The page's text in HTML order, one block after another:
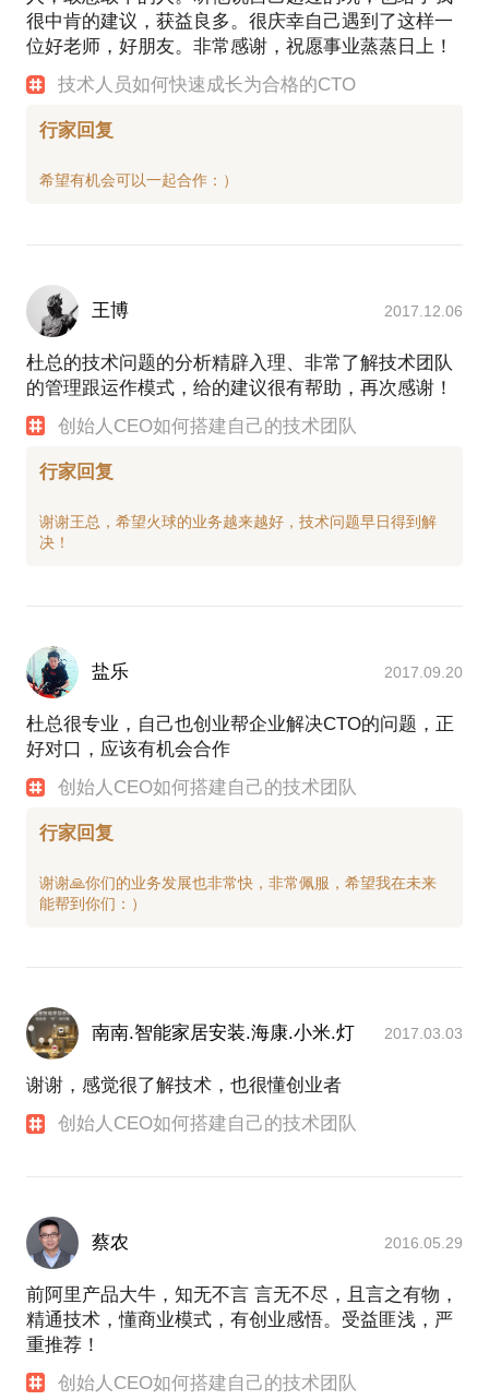
很中肯的建议，获益良多。很庆幸自己遇到了这样一
位好老师，好朋友。非常感谢，祝愿事业蒸蒸日上！
技术人员如何快速成长为合格的CTO
行家回复
王博 2017.12.06
杜总的技术问题的分析精辟入理、非常了解技术团队
的管理跟运作模式，给的建议很有帮助，再次感谢！
创始人CEO如何搭建自己的技术团队
行家回复
谢谢王总，希望火球的业务越来越好，技术问题早日得到解
盐乐 2017.09.20
杜总很专业，自己也创业帮企业解决CTO的问题，正
好对口，应该有机会合作
创始人CEO如何搭建自己的技术团队
行家回复
谢谢🙏你们的业务发展也非常快，非常佩服，希望我在未来
南南.智能家居安装.海康.小米.灯 2017.03.03
谢谢，感觉很了解技术，也很懂创业者
创始人CEO如何搭建自己的技术团队
蔡农 2016.05.29
前阿里产品大牛，知无不言 言无不尽，且言之有物，
精通技术，懂商业模式，有创业感悟。受益匪浅，严
重推荐！
创始人CEO如何搭建自己的技术团队